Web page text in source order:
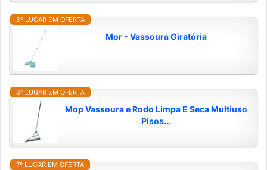
5º LUGAR EM OFERTA
Mor - Vassoura Giratória
6º LUGAR EM OFERTA
Mop Vassoura e Rodo Limpa E Seca Multiuso
Pisos...
7º LUGAR EM OFERTA